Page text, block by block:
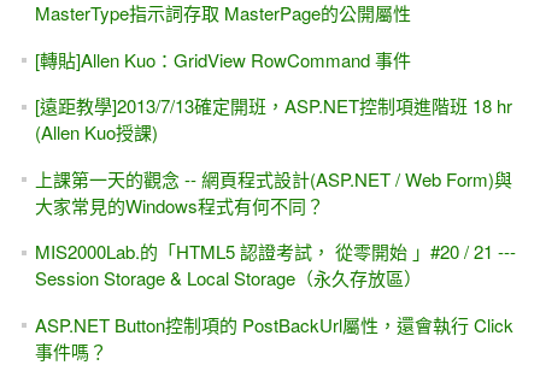
MasterType指示詞存取 MasterPage的公開屬性
[轉貼]Allen Kuo：GridView RowCommand 事件
[遠距教學]2013/7/13確定開班，ASP.NET控制項進階班 18 hr
(Allen Kuo授課)
上課第一天的觀念 -- 網頁程式設計(ASP.NET / Web Form)與
大家常見的Windows程式有何不同？
MIS2000Lab.的「HTML5 認證考試， 從零開始 」#20 / 21 ---
Session Storage & Local Storage（永久存放區）
ASP.NET Button控制項的 PostBackUrl屬性，還會執行 Click
事件嗎？